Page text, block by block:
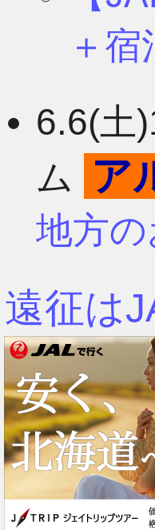
＋
6.6(土
ム
ア
地方
遠征は